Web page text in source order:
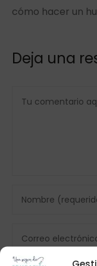
cómo hacer un
Deja una